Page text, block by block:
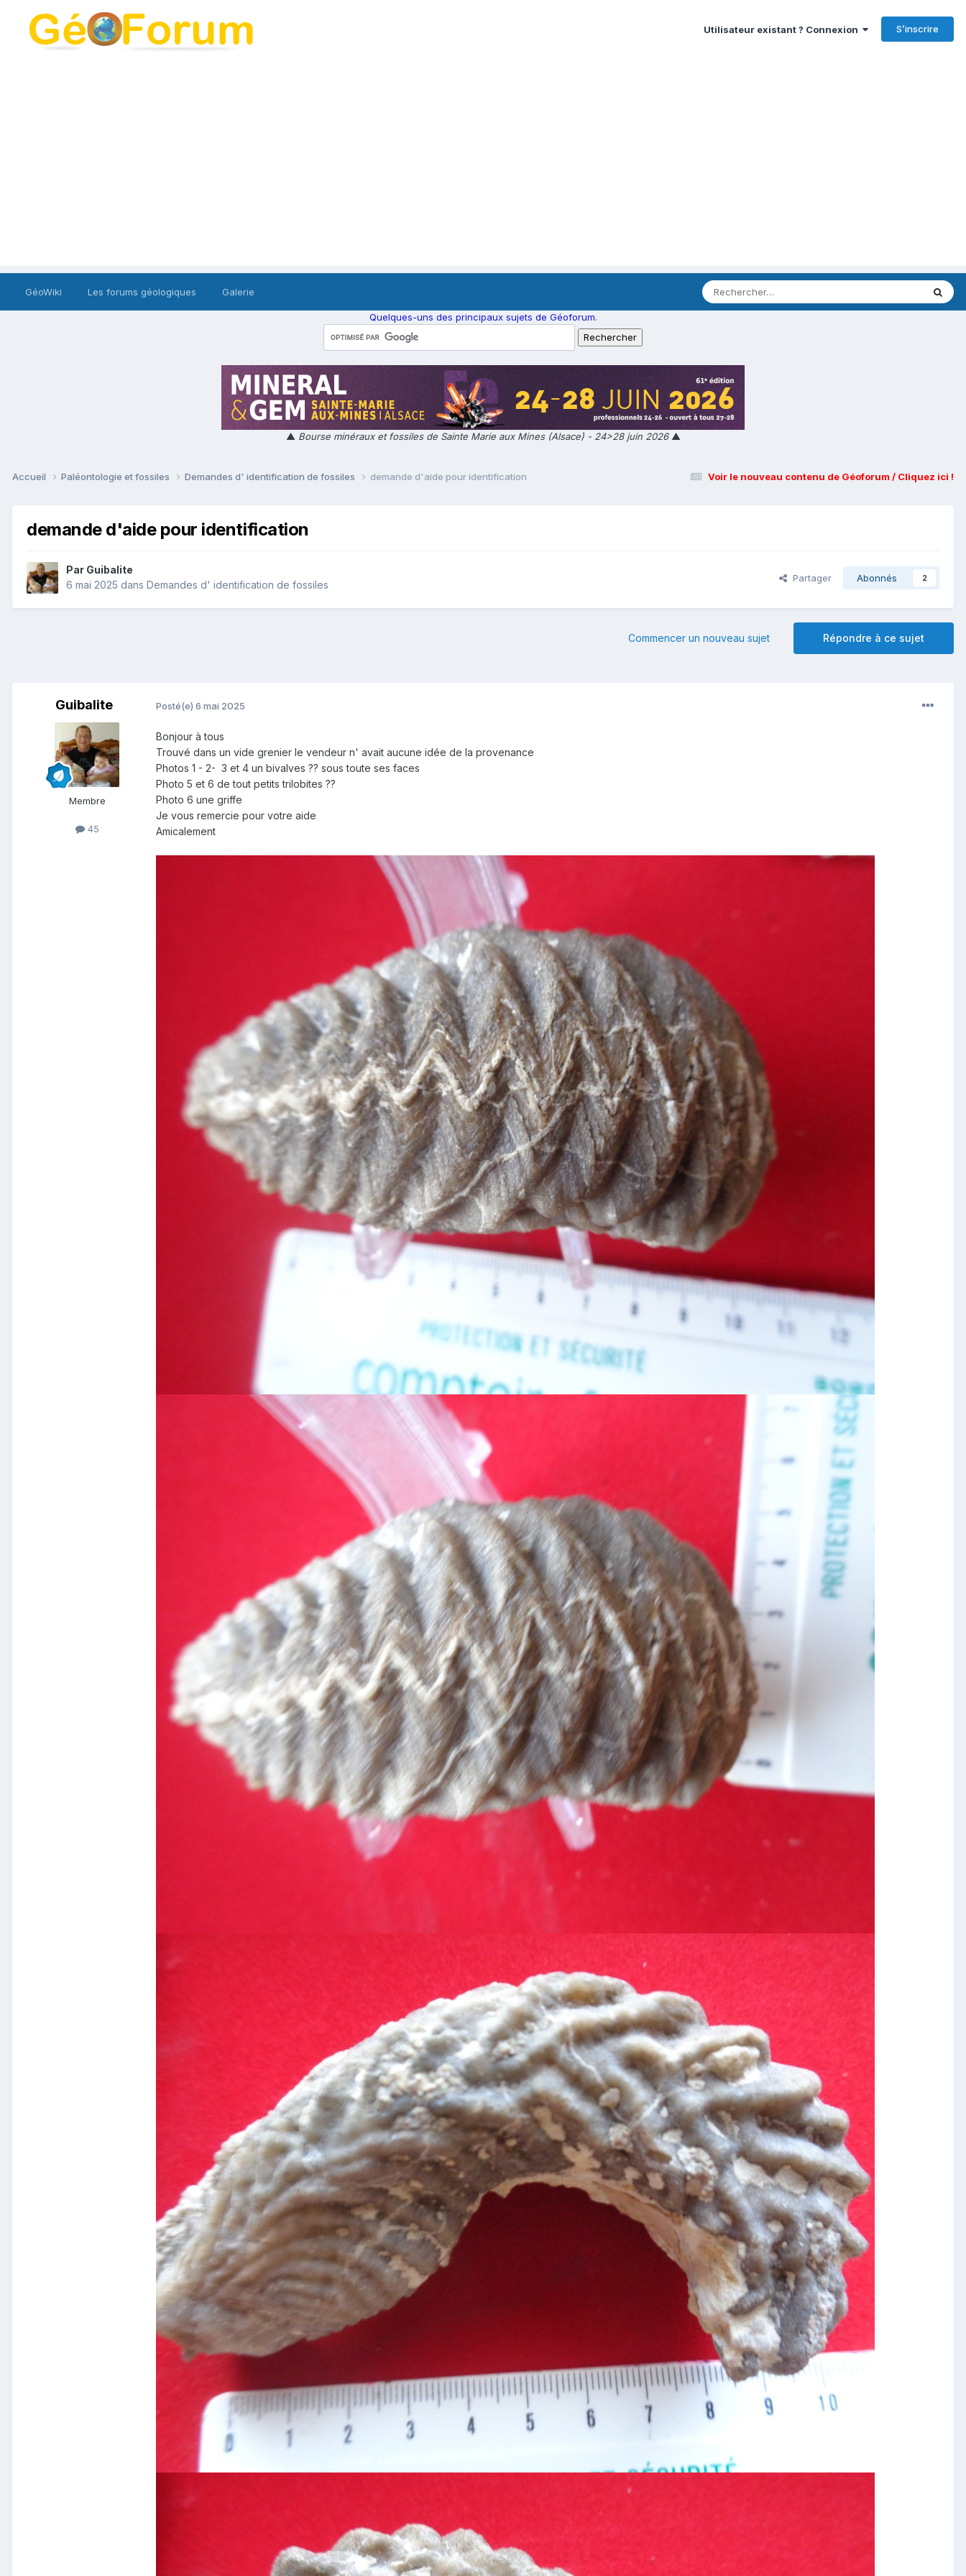
Utilisateur existant ? Connexion S’inscrire
GéoWiki Les forums géologiques Galerie
Quelques-uns des principaux sujets de Géoforum.
▲ Bourse minéraux et fossiles de Sainte Marie aux Mines (Alsace) - 24>28 juin 2026▲
Voir le nouveau contenu de Géoforum / Cliquez ici !
Accueil Paléontologie et fossiles Demandes d' identification de fossiles demande d'aide pour identification
demande d'aide pour identification
Par Guibalite
6 mai 2025 dans Demandes d' identification de fossiles
Partager Abonnés 2
Répondre à ce sujet
Commencer un nouveau sujet
Guibalite
Membre
45
Posté(e) 6 mai 2025
Bonjour à tous
Trouvé dans un vide grenier le vendeur n' avait aucune idée de la provenance
Photos 1 - 2- 3 et 4 un bivalves ?? sous toute ses faces
Photo 5 et 6 de tout petits trilobites ??
Photo 6 une griffe
Je vous remercie pour votre aide
Amicalement